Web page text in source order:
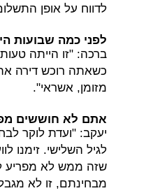
לדווח על אופן
לפני כמה שבועות
ברכה: "זו הייתה
כשאתה רוכש דירה
מזומן, אשראי".
אתם לא חוששים
יעקב: "ועדת לוקר
לגיל השלישי. זימנו
שזה ממש לא מפריע
מבחינתם, זו לא